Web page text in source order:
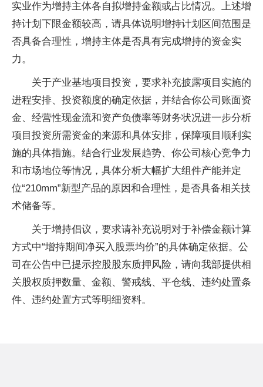
实业作为增持主体各自拟增持金额或占比情况。上述增
持计划下限金额较高，请具体说明增持计划区间范围是
否具备合理性，增持主体是否具有完成增持的资金实
力。
关于产业基地项目投资，要求补充披露项目实施的
进程安排、投资额度的确定依据，并结合你公司账面资
金、经营性现金流和资产负债率等财务状况进一步分析
项目投资所需资金的来源和具体安排，保障项目顺利实
施的具体措施。结合行业发展趋势、你公司核心竞争力
和市场地位等情况，具体分析大幅扩大组件产能并定
位“210mm”新型产品的原因和合理性，是否具备相关技
术储备等。
关于增持倡议，要求请补充说明对于补偿金额计算
方式中“增持期间净买入股票均价”的具体确定依据。公
司在公告中已提示控股股东质押风险，请向我部提供相
关股权质押数量、金额、警戒线、平仓线、违约处置条
件、违约处置方式等明细资料。